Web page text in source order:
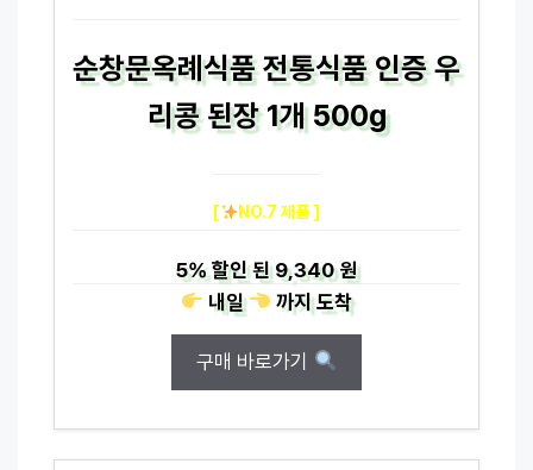
순창문옥례식품 전통식품 인증 우
리콩 된장 1개 500g
[ NO.7 제품 ]
5%할인 된9,340 원
내일
까지도착
구매 바로가기